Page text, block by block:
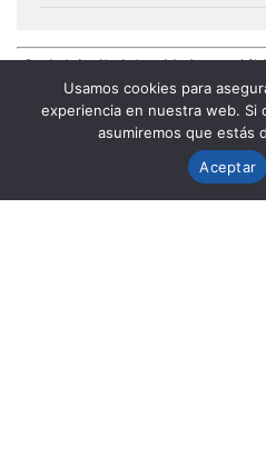
• Suelo tránsito intensidad normal
• Regular traffic floor (e.g. shop).
Usamos cookies para
experiencia en nuestra web. Si
asumiremos que estás
Aceptar